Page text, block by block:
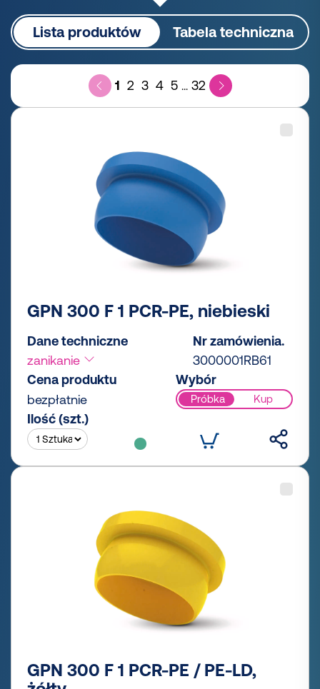
Lista produktów Tabela techniczna
1 2 3 4 5 32
GPN 300 F 1 PCR-PE, niebieski
Dane techniczne
zanikanie
Nr zamówienia.
3000001RB61
Cena produktu
bezpłatnie
Wybór
Próbka Kup
Ilość (szt.)
GPN 300 F 1 PCR-PE / PE-LD,